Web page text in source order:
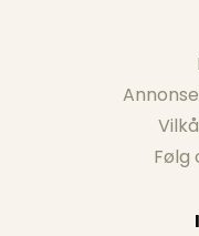
Følg